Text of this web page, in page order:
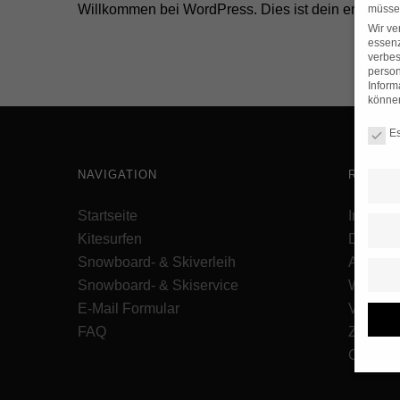
Willkommen bei WordPress. Dies ist dein erster
NAVIGATION
Startseite
Kitesurfen
Snowboard- & Skiverleih
Snowboard- & Skiservice
E-Mail Formular
FAQ
AGB
Vertrag
Cookie
Wir